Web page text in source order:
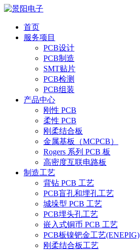
首页
服务项目
PCB设计
PCB制造
SMT贴片
PCB检测
PCB组装
产品中心
刚性 PCB
柔性 PCB
刚柔结合板
金属基板（MCPCB）
Rogers 系列 PCB 板
高密度互联电路板
制造工艺
背钻 PCB 工艺
PCB盲孔和埋孔工艺
城垛型 PCB 工艺
PCB埋头孔工艺
嵌入式铜币 PCB 工艺
PCB板镍钯金工艺(ENEPIG)
刚柔结合板工艺